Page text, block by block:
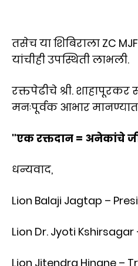
तसेच या शिबिराला ZC
यांचीही उपस्थिती लाभली.
रक्तपेढीचे श्री.
मनःपूर्वक आभार
"एक रक्तदान = अनेकांचे
धन्यवाद,
Lion Balaji Jagtap –
Lion Dr. Jyoti
Lion Jitendra Hingne –